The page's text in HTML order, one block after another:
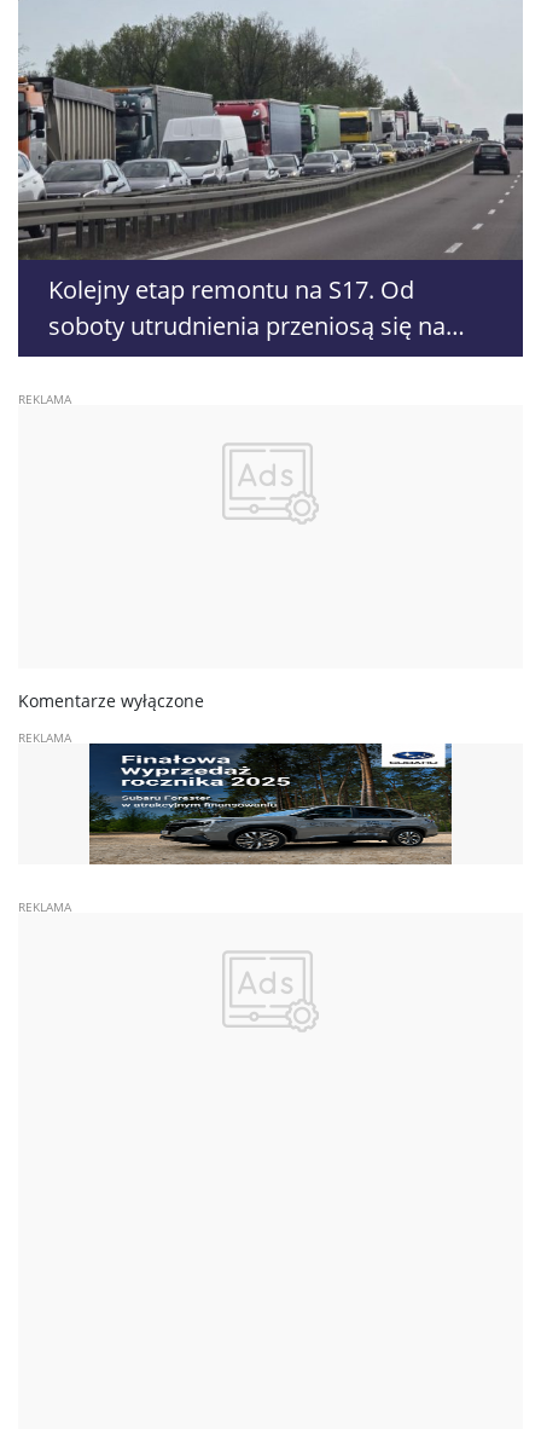
Kolejny etap remontu na S17. Od
soboty utrudnienia przeniosą się na
jezdnię w kierunku Lublina
Komentarze wyłączone